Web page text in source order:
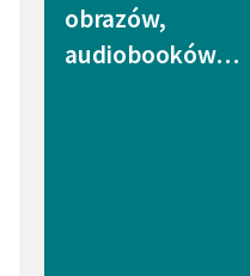
obrazów,
audiobooków…